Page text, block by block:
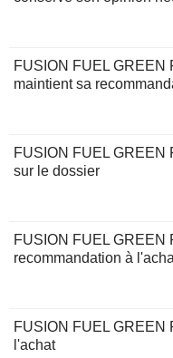
FUSION FUEL GREEN
maintient sa
FUSION FUEL GREEN
sur le dossier
FUSION FUEL GREEN
recommandation à
FUSION FUEL GREEN
l'achat